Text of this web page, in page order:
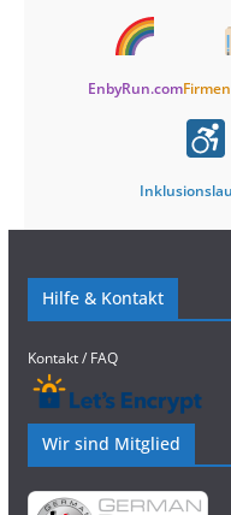
EnbyRun.com
Hilfe & Kontakt
Kontakt / FAQ
Wir sind Mitglied